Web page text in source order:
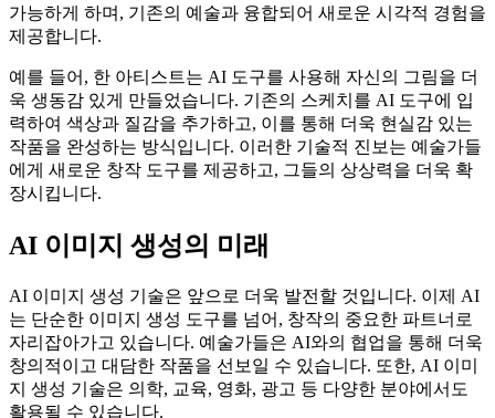
가능하게 하며, 기존의 예술과 융합되어 새로운 시각적 경험을
제공합니다.
예를 들어, 한 아티스트는 AI 도구를 사용해 자신의 그림을 더
욱 생동감 있게 만들었습니다. 기존의 스케치를 AI 도구에 입
력하여 색상과 질감을 추가하고, 이를 통해 더욱 현실감 있는
작품을 완성하는 방식입니다. 이러한 기술적 진보는 예술가들
에게 새로운 창작 도구를 제공하고, 그들의 상상력을 더욱 확
장시킵니다.
AI 이미지 생성의 미래
AI 이미지 생성 기술은 앞으로 더욱 발전할 것입니다. 이제 AI
는 단순한 이미지 생성 도구를 넘어, 창작의 중요한 파트너로
자리잡아가고 있습니다. 예술가들은 AI와의 협업을 통해 더욱
창의적이고 대담한 작품을 선보일 수 있습니다. 또한, AI 이미
지 생성 기술은 의학, 교육, 영화, 광고 등 다양한 분야에서도
활용될 수 있습니다.